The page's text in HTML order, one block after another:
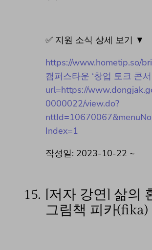
✅ 지원 소식 상세 보기 ▼
https://www.hometip.so/
캠퍼스타운 ‘창업 토크 콘
url=https://
0000022/view.do?
Index=1
작성일: 2023-10-22 ~
15.
[저자 강연] 삶의
그림책 피카(fika)